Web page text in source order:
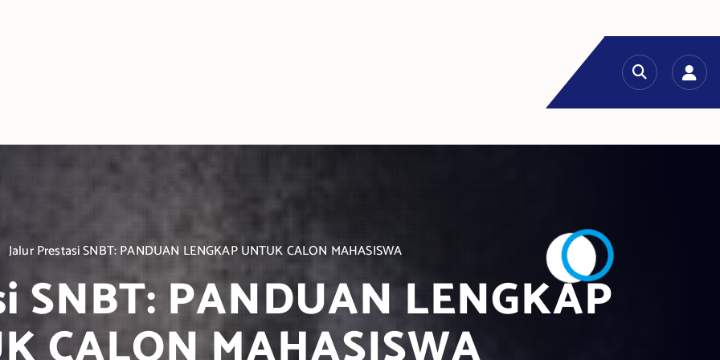
Jalur Prestasi SNBT: PANDUAN LENGKAP UNTUK CALON MAHASISWA
SNBT: PANDUAN LENGKAP